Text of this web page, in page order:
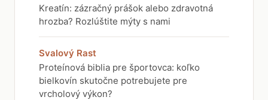
Kreatín: zázračný prášok alebo zdravotná
hrozba? Rozlúštite mýty s nami
Svalový Rast
Proteínová biblia pre športovca: koľko
bielkovín skutočne potrebujete pre
vrcholový výkon?